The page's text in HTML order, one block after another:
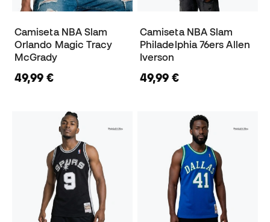
Camiseta NBA Slam
Orlando Magic Tracy
McGrady
49,99 €
Camiseta NBA Slam
Philadelphia 76ers Allen
Iverson
49,99 €